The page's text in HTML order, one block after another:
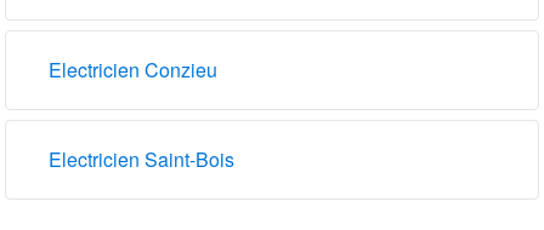
Electricien Conzieu
Electricien Saint-Bois